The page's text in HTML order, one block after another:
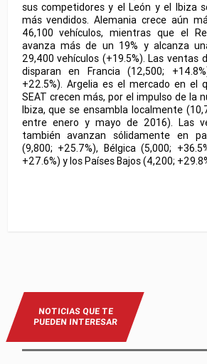
sus competidores y el León y el Ibiza
más vendidos. Alemania crece aún
46,100 vehículos, mientras que el
avanza más de un 19% y alcanza
29,400 vehículos (+19.5%). Las ventas
disparan en Francia (12,500;
+22.5%). Argelia es el mercado en el
SEAT crecen más, por el impulso de la
Ibiza, que se ensambla localmente
entre enero y mayo de 2016). Las
también avanzan sólidamente en
(9,800; +25.7%), Bélgica (5,000;
+27.6%) y los Países Bajos (4,200;
NOTICIAS QUE TE
PUEDEN INTERESAR